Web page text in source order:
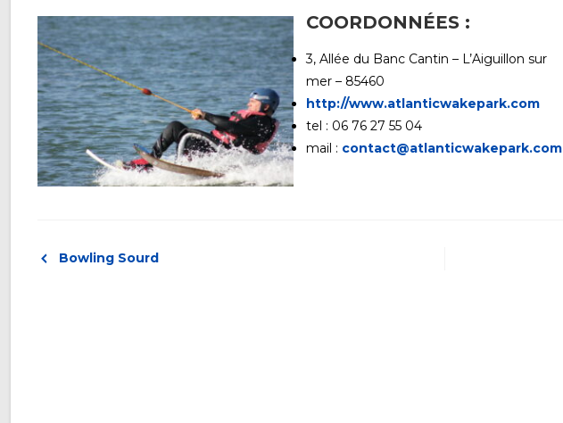
COORDONNÉES :
3, Allée du Banc Cantin – L’Aiguillon sur
mer – 85460
http://www.atlanticwakepark.com
tel : 06 76 27 55 04
mail : contact@atlanticwakepark.com
Bowling Sourd